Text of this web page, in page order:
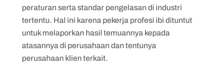
peraturan serta standar pengelasan di industri
tertentu. Hal ini karena pekerja profesi ibi dituntut
untuk melaporkan hasil temuannya kepada
atasannya di perusahaan dan tentunya
perusahaan klien terkait.